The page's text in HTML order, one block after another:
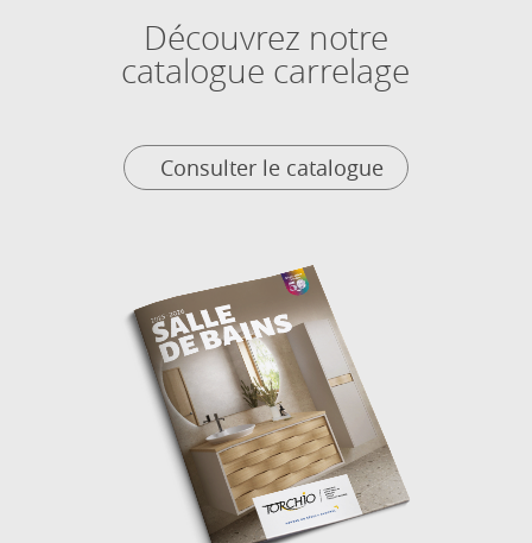
Découvrez notre
catalogue carrelage
Consulter le catalogue